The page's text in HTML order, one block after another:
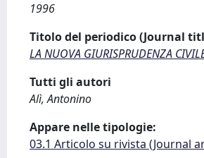
1996
Titolo del periodico (Journal
LA NUOVA GIURISPRUDENZA
Tutti gli autori
Alì, Antonino
Appare nelle tipologie:
03.1 Articolo su rivista (Journal